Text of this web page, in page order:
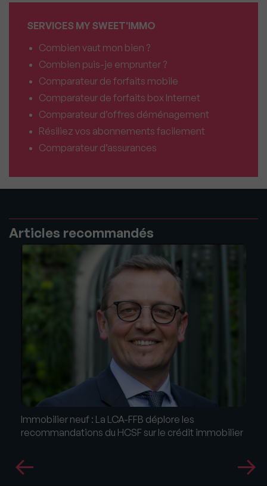
SERVICES MY SWEET'IMMO
Combien vaut mon bien ?
Combien puis-je emprunter ?
Comparateur de forfaits mobile
Comparateur de forfaits box Internet
Comparateur d’offres déménagement
Résiliez vos abonnements facilement
Comparateur d’assurances
Articles recommandés
Immobilier neuf : La LCA-FFB déplore les
recommandations du HCSF sur le crédit immobilier